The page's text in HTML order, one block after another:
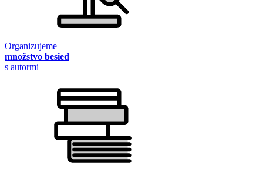
Organizujeme
množstvo besied
s autormi